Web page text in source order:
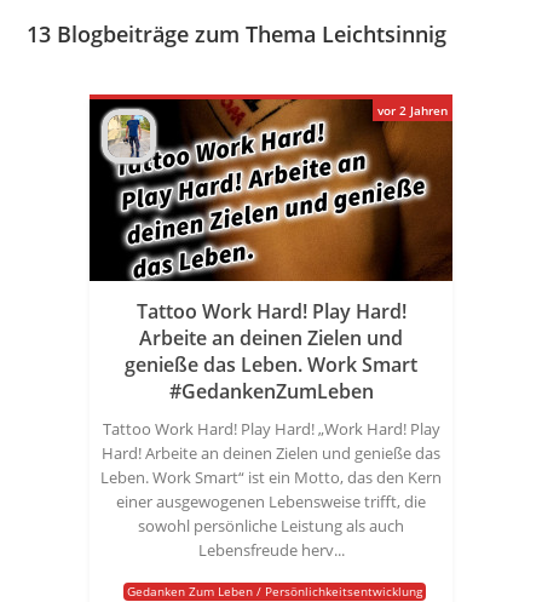
13 Blogbeiträge zum Thema Leichtsinnig
Tattoo Work Hard! Play Hard!
Arbeite an deinen Zielen und
genieße das Leben. Work Smart
#GedankenZumLeben
Tattoo Work Hard! Play Hard! „Work Hard! Play
Hard! Arbeite an deinen Zielen und genieße das
Leben. Work Smart“ ist ein Motto, das den Kern
einer ausgewogenen Lebensweise trifft, die
sowohl persönliche Leistung als auch
Lebensfreude herv...
Gedanken Zum Leben / Persönlichkeitsentwicklung
vor 2 Jahren